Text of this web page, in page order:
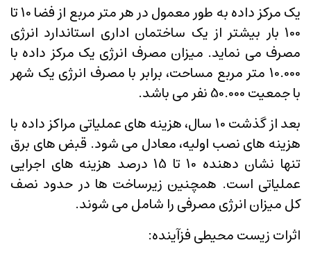
یک مرکز داده به طور معمول در هر متر مربع از فضا 10 تا
100 بار بیشتر از یک ساختمان اداری استاندارد انرژی
مصرف می نماید. میزان مصرف انرژی یک مرکز داده با
10.000 متر مربع مساحت، برابر با مصرف انرژی یک شهر
با جمعیت 50.000 نفر می باشد.
بعد از گذشت 10 سال، هزینه های عملیاتی مراکز داده با
هزینه های نصب اولیه، معادل می شود. قبض های برق
تنها نشان دهنده 10 تا 15 درصد هزینه های اجرایی
عملیاتی است. همچنین زیرساخت ها در حدود نصف
کل میزان انرژی مصرفی را شامل می شوند.
اثرات زیست محیطی فزآینده: